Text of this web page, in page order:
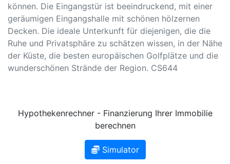
können. Die Eingangstür ist beeindruckend, mit einer
geräumigen Eingangshalle mit schönen hölzernen
Decken. Die ideale Unterkunft für diejenigen, die die
Ruhe und Privatsphäre zu schätzen wissen, in der Nähe
der Küste, die besten europäischen Golfplätze und die
wunderschönen Strände der Region. CS644
Hypothekenrechner - Finanzierung Ihrer Immobilie
berechnen
Simulator